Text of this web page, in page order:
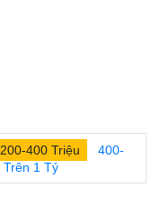
200-400 Triệu
400-
Trên 1 Tỷ